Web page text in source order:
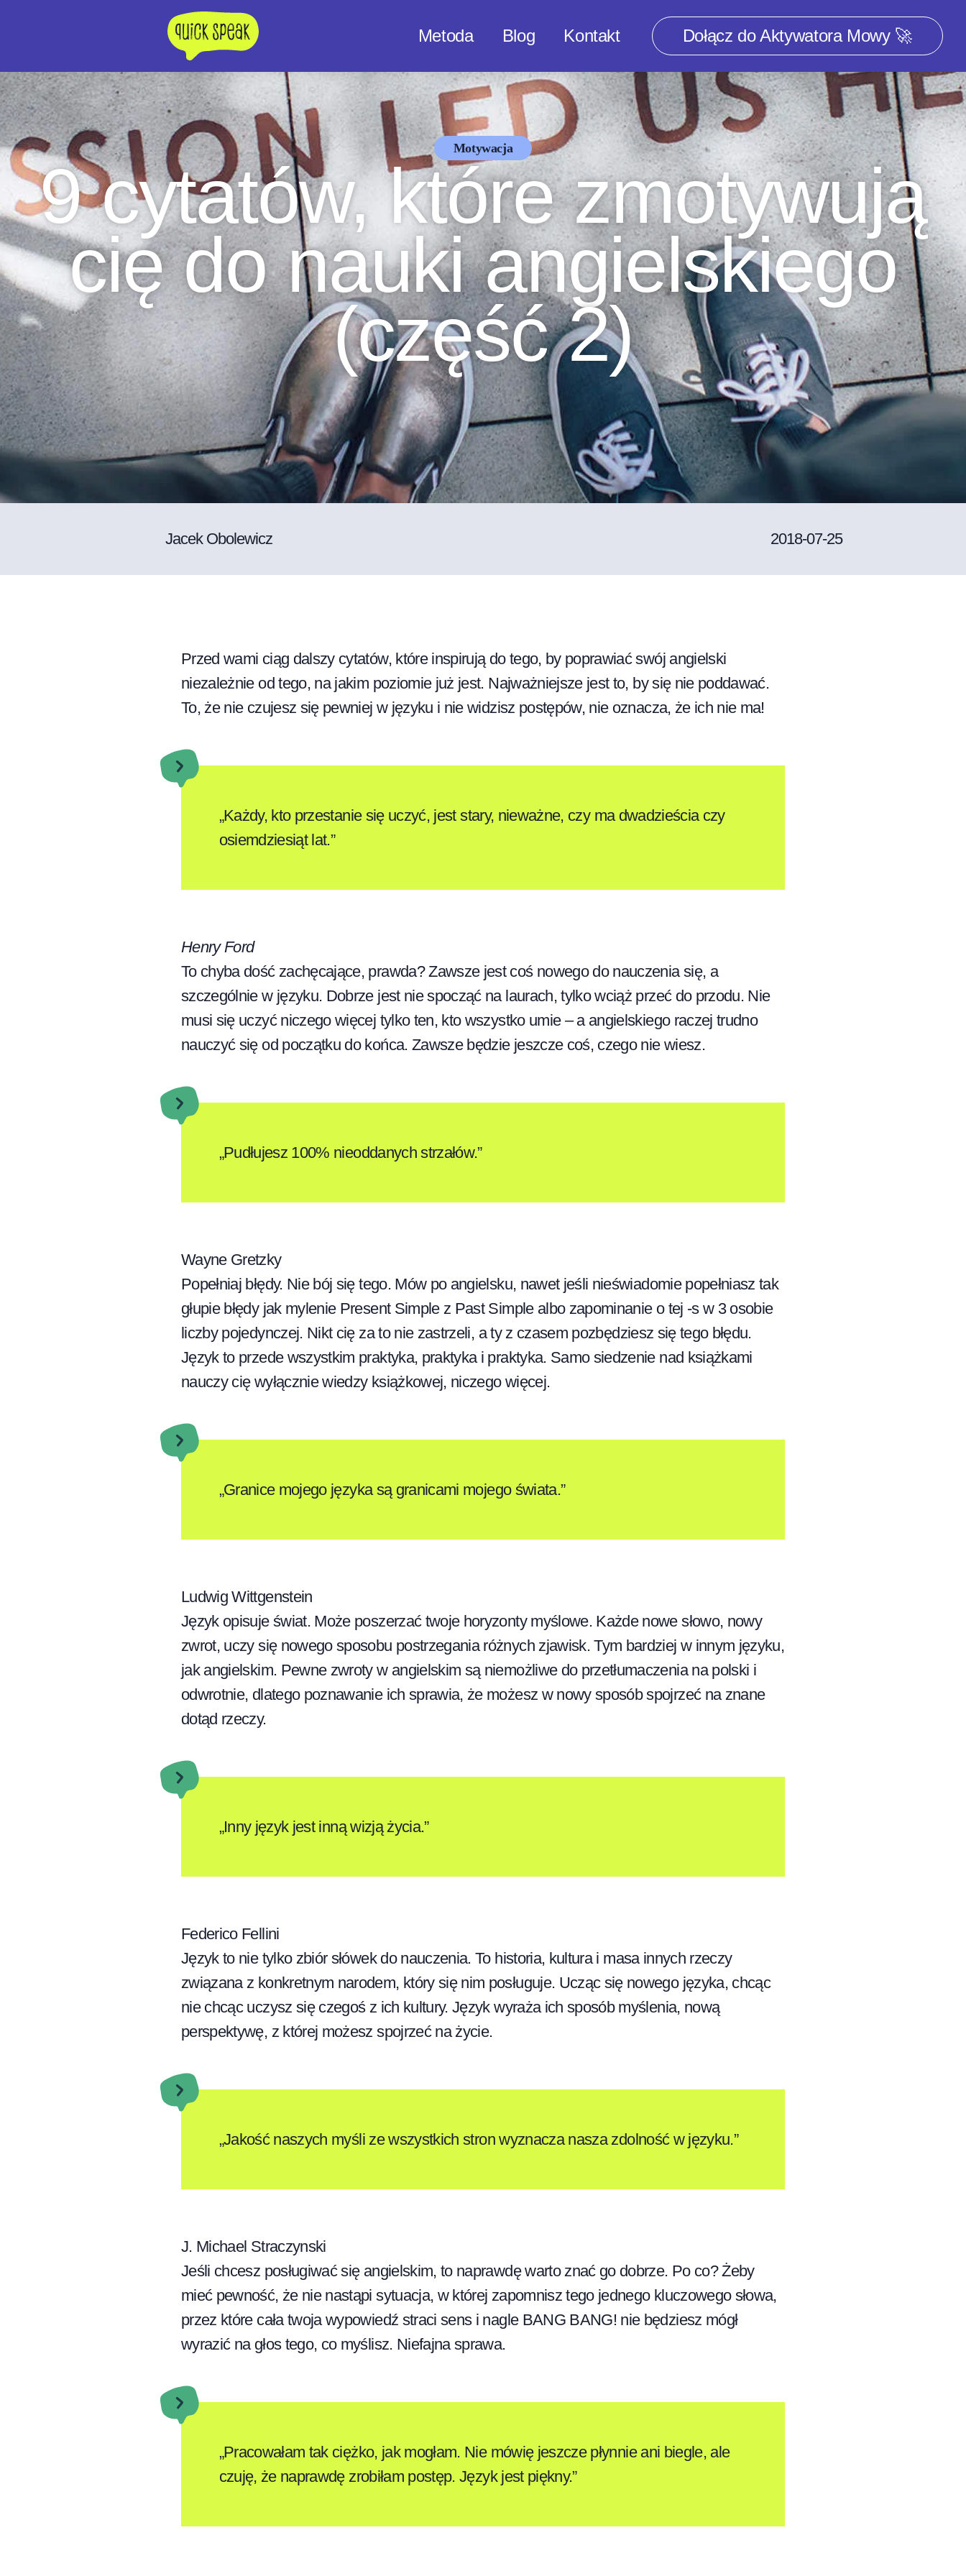
Metoda Blog Kontakt Dołącz do Aktywatora Mowy 🚀
Motywacja
9 cytatów, które zmotywują
cię do nauki angielskiego
(część 2)
Jacek Obolewicz 2018-07-25
Przed wami ciąg dalszy cytatów, które inspirują do tego, by poprawiać swój angielski
niezależnie od tego, na jakim poziomie już jest. Najważniejsze jest to, by się nie poddawać.
To, że nie czujesz się pewniej w języku i nie widzisz postępów, nie oznacza, że ich nie ma!
„Każdy, kto przestanie się uczyć, jest stary, nieważne, czy ma dwadzieścia czy
osiemdziesiąt lat.”
Henry Ford
To chyba dość zachęcające, prawda? Zawsze jest coś nowego do nauczenia się, a
szczególnie w języku. Dobrze jest nie spocząć na laurach, tylko wciąż przeć do przodu. Nie
musi się uczyć niczego więcej tylko ten, kto wszystko umie – a angielskiego raczej trudno
nauczyć się od początku do końca. Zawsze będzie jeszcze coś, czego nie wiesz.
„Pudłujesz 100% nieoddanych strzałów.”
Wayne Gretzky
Popełniaj błędy. Nie bój się tego. Mów po angielsku, nawet jeśli nieświadomie popełniasz tak
głupie błędy jak mylenie Present Simple z Past Simple albo zapominanie o tej -s w 3 osobie
liczby pojedynczej. Nikt cię za to nie zastrzeli, a ty z czasem pozbędziesz się tego błędu.
Język to przede wszystkim praktyka, praktyka i praktyka. Samo siedzenie nad książkami
nauczy cię wyłącznie wiedzy książkowej, niczego więcej.
„Granice mojego języka są granicami mojego świata.”
Ludwig Wittgenstein
Język opisuje świat. Może poszerzać twoje horyzonty myślowe. Każde nowe słowo, nowy
zwrot, uczy się nowego sposobu postrzegania różnych zjawisk. Tym bardziej w innym języku,
jak angielskim. Pewne zwroty w angielskim są niemożliwe do przetłumaczenia na polski i
odwrotnie, dlatego poznawanie ich sprawia, że możesz w nowy sposób spojrzeć na znane
dotąd rzeczy.
„Inny język jest inną wizją życia.”
Federico Fellini
Język to nie tylko zbiór słówek do nauczenia. To historia, kultura i masa innych rzeczy
związana z konkretnym narodem, który się nim posługuje. Ucząc się nowego języka, chcąc
nie chcąc uczysz się czegoś z ich kultury. Język wyraża ich sposób myślenia, nową
perspektywę, z której możesz spojrzeć na życie.
„Jakość naszych myśli ze wszystkich stron wyznacza nasza zdolność w języku.”
J. Michael Straczynski
Jeśli chcesz posługiwać się angielskim, to naprawdę warto znać go dobrze. Po co? Żeby
mieć pewność, że nie nastąpi sytuacja, w której zapomnisz tego jednego kluczowego słowa,
przez które cała twoja wypowiedź straci sens i nagle BANG BANG! nie będziesz mógł
wyrazić na głos tego, co myślisz. Niefajna sprawa.
„Pracowałam tak ciężko, jak mogłam. Nie mówię jeszcze płynnie ani biegle, ale
czuję, że naprawdę zrobiłam postęp. Język jest piękny.”